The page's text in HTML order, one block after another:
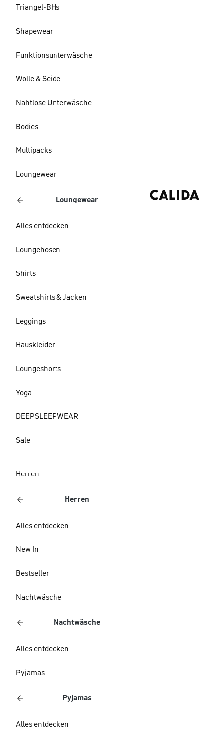
Triangel-BHs
Shapewear
Funktionsunterwäsche
Wolle & Seide
Nahtlose Unterwäsche
Bodies
Multipacks
Loungewear
Loungewear
Alles entdecken
Loungehosen
Shirts
Sweatshirts & Jacken
Leggings
Hauskleider
Loungeshorts
Yoga
DEEPSLEEPWEAR
Sale
Herren
Herren
Alles entdecken
New In
Bestseller
Nachtwäsche
Nachtwäsche
Alles entdecken
Pyjamas
Pyjamas
Alles entdecken